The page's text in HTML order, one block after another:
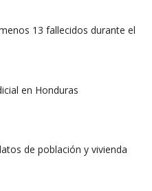
13 fallecidos durante el
en Honduras
de población y vivienda